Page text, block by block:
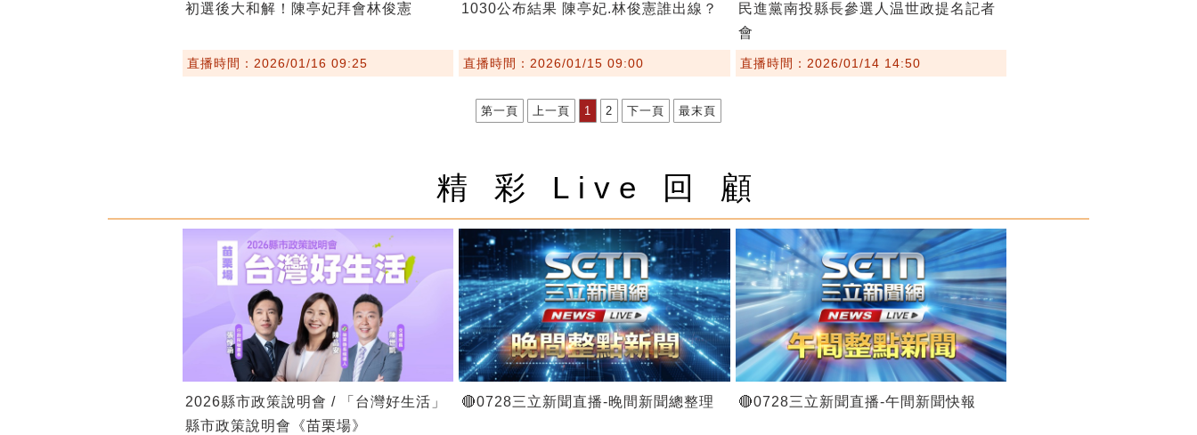
初選後大和解！陳亭妃拜會林俊憲
直播時間：2026/01/16 09:25
1030公布結果 陳亭妃.林俊憲誰出線？
直播時間：2026/01/15 09:00
民進黨南投縣長參選人温世政提名記者
會
直播時間：2026/01/14 14:50
第一頁 上一頁 1 2 下一頁 最末頁
精 彩 Live 回 顧
2026縣市政策說明會 / 「台灣好生活」
縣市政策說明會《苗栗場》
🔴0728三立新聞直播-晚間新聞總整理 🔴0728三立新聞直播-午間新聞快報